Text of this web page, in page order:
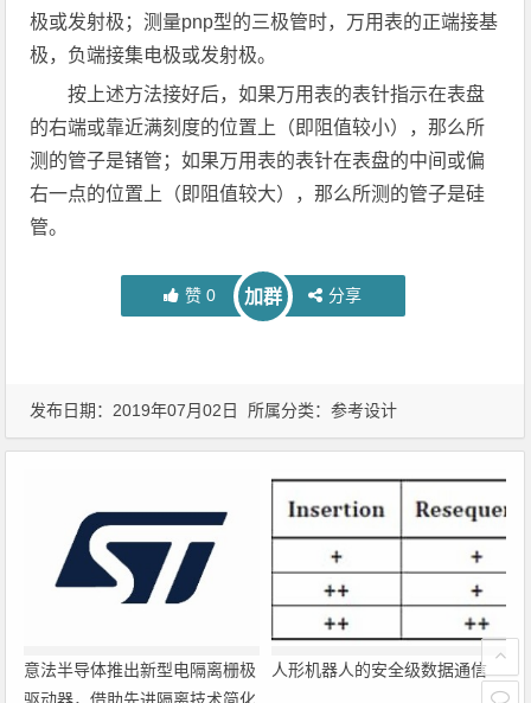
极或发射极；测量pnp型的三极管时，万用表的正端接基
极，负端接集电极或发射极。
按上述方法接好后，如果万用表的表针指示在表盘
的右端或靠近满刻度的位置上（即阻值较小），那么所
测的管子是锗管；如果万用表的表针在表盘的中间或偏
右一点的位置上（即阻值较大），那么所测的管子是硅
管。
赞 0 加群 分享
发布日期：2019年07月02日 所属分类：参考设计
意法半导体推出新型电隔离栅极
驱动器，借助先进隔离技术简化
人形机器人的安全级数据通信